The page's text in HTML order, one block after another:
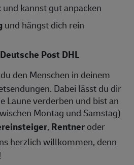
und kannst gut anpacken
und hängst dich rein
Post DHL
den Menschen in deinem
Dabei lässt du dir
Laune verderben und bist an
Montag und Samstag)
, Rentneroder
herzlich willkommen, denn